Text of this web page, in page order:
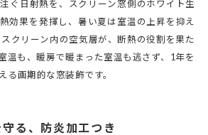
ぐ日射熱を、スクリーン窓側のホワイト生
効果を発揮し、暑い夏は室温の上昇を抑え
クリーン内の空気層が、断熱の役割を果た
温も、暖房で暖まった室温も逃さず、1年を
る画期的な窓装飾です。
る、防炎加工つき